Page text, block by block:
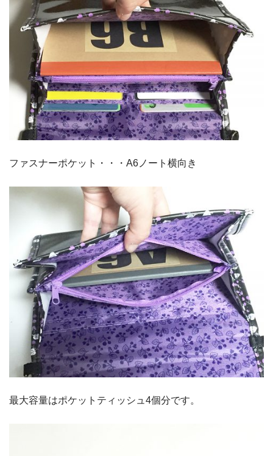
ファスナーポケット・・・A6ノート横向き
最大容量はポケットティッシュ4個分です。